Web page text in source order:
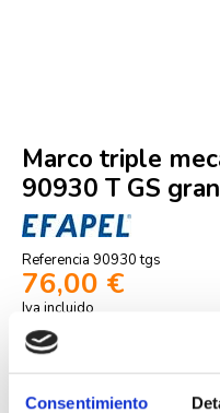
Consentimiento
Marco triple
90930 T GS
Referencia 90930 tgs
76,00 €
Iva incluido